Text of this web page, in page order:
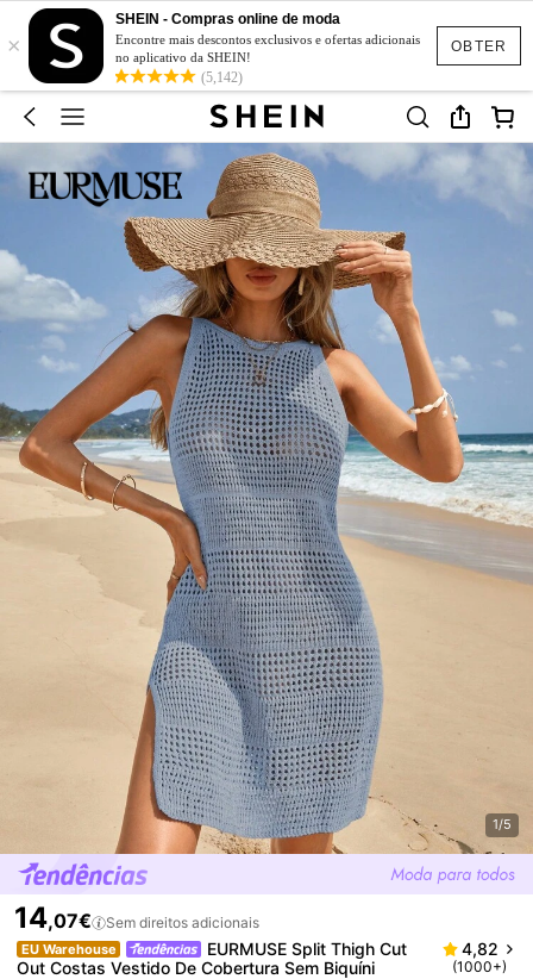
OBTER
×
SHEIN - Compras online de moda
Encontre mais descontos exclusivos e ofertas adicionais
no aplicativo da SHEIN!
(5,142)
1/5
14,07€ Sem direitos adicionais
EU Warehouse
EURMUSE Split Thigh Cut
Out Costas Vestido De Cobertura Sem Biquíni
4,82
(1000+)